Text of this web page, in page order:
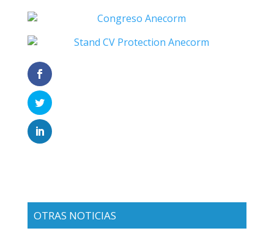
OTRAS NOTICIAS